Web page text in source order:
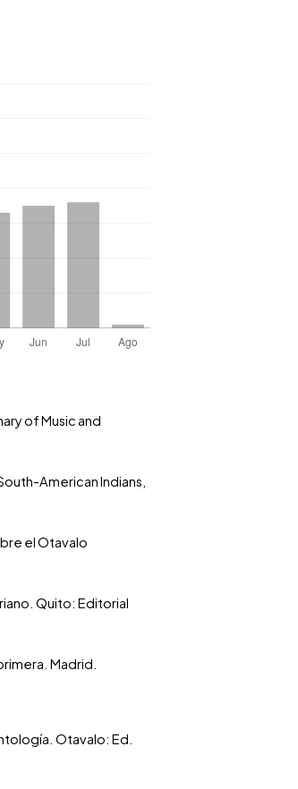
of Music and
American Indians,
el Otavalo
Quito: Editorial
Madrid.
Otavalo: Ed.